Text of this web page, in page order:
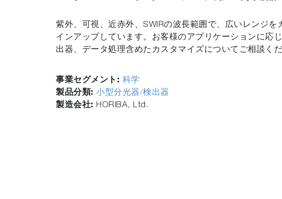
紫外、可視、近赤外、SWIRの波長範囲で、広いレンジを
インアップしています。お客様のアプリケーションに応
出器、データ処理含めたカスタマイズについてご相談くだ
事業セグメント: 科学
製品分類: 小型分光器/検出器
製造会社: HORIBA, Ltd.